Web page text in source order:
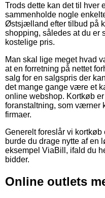
Trods dette kan det til hver
sammenholde nogle
Østsjælland efter tilbud på
shopping, således at du er
kostelige pris.
Man skal lige meget hvad
at en forretning på nettet
salg for en salgspris der
det mange gange være et
online webshop. Kortkøb
foranstaltning, som værner
firmaer.
Generelt foreslår vi
burde du drage nytte af en
eksempel ViaBill, ifald du
bidder.
Online outlets